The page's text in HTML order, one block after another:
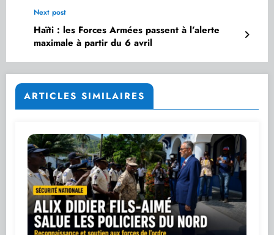
Next post
Haïti : les Forces Armées passent à l’alerte
maximale à partir du 6 avril
ARTICLES SIMILAIRES